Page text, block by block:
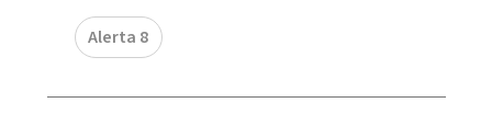
Alerta 8